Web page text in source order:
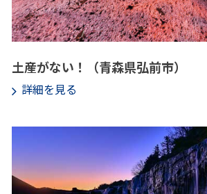
土産がない！（青森県弘前市）
詳細を見る